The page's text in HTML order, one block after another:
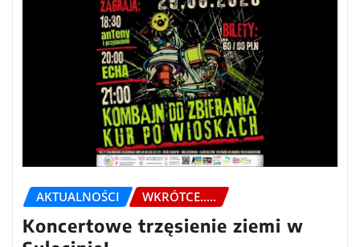
AKTUALNOŚCI WKRÓTCE.....
Koncertowe trzęsienie ziemi w